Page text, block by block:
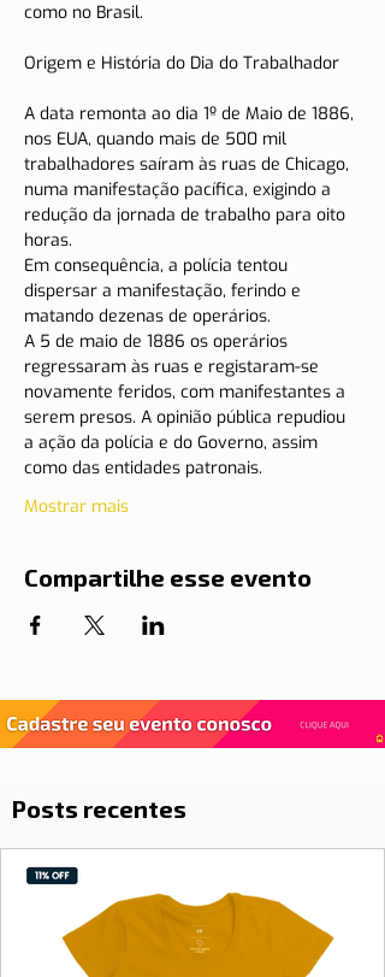
como no Brasil.
A data remonta ao dia 1º de Maio de 1886,
nos EUA, quando mais de 500 mil
trabalhadores saíram às ruas de Chicago,
numa manifestação pacífica, exigindo a
redução da jornada de trabalho para oito
horas.
Em consequência, a polícia tentou
dispersar a manifestação, ferindo e
matando dezenas de operários.
A 5 de maio de 1886 os operários
regressaram às ruas e registaram-se
novamente feridos, com manifestantes a
serem presos. A opinião pública repudiou
a ação da polícia e do Governo, assim
como das entidades patronais.
Mostrar mais
Compartilhe esse evento
Posts recentes